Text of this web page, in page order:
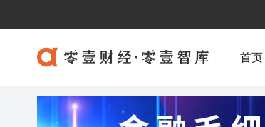
首页